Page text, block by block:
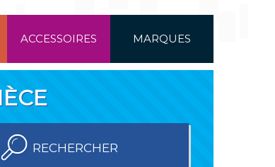
ACCESSOIRES MARQUES
RECHERCHER